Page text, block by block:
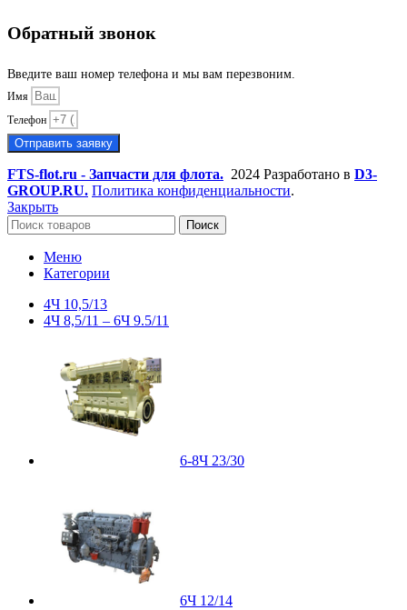
Обратный звонок
Введите ваш номер телефона и мы вам перезвоним.
Имя
Телефон
Отправить заявку
FTS-flot.ru - Запчасти для флота. 2024 Разработано в D3-
GROUP.RU. Политика конфиденциальности.
Закрыть
Поиск
Меню
Категории
4Ч 10,5/13
4Ч 8,5/11 – 6Ч 9.5/11
6-8Ч 23/30
6Ч 12/14